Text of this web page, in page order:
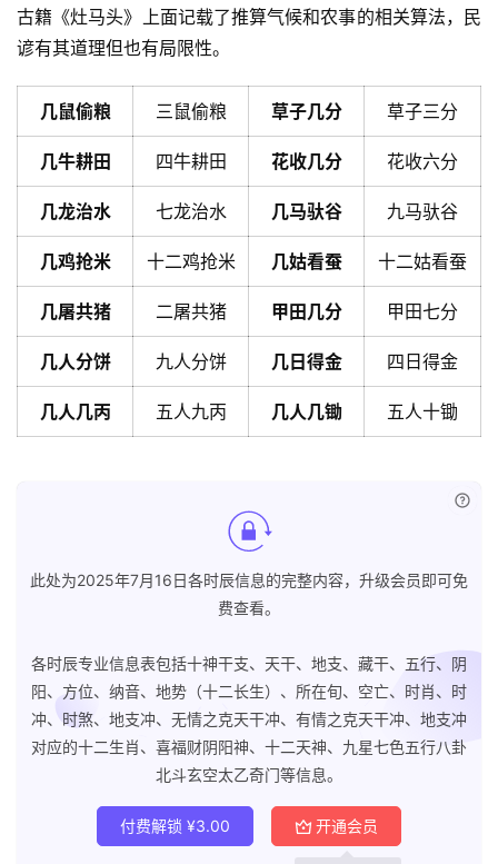
古籍《灶马头》上面记载了推算气候和农事的相关算法，民
谚有其道理但也有局限性。
几鼠偷粮 三鼠偷粮 草子几分 草子三分
几牛耕田 四牛耕田 花收几分 花收六分
几龙治水 七龙治水 几马驮谷 九马驮谷
几鸡抢米 十二鸡抢米 几姑看蚕 十二姑看蚕
几屠共猪 二屠共猪 甲田几分 甲田七分
几人分饼 九人分饼 几日得金 四日得金
几人几丙 五人九丙 几人几锄 五人十锄
此处为2025年7月16日各时辰信息的完整内容，升级会员即可免
费查看。
各时辰专业信息表包括十神干支、天干、地支、藏干、五行、阴
阳、方位、纳音、地势（十二长生）、所在旬、空亡、时肖、时
冲、时煞、地支冲、无情之克天干冲、有情之克天干冲、地支冲
对应的十二生肖、喜福财阴阳神、十二天神、九星七色五行八卦
北斗玄空太乙奇门等信息。
付费解锁 ¥3.00 开通会员